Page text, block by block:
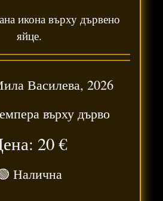
икона върху дървено
яйце.
Василева,2026
върху дърво
20€
Налична